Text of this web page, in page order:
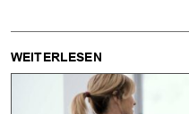
WEITERLESEN